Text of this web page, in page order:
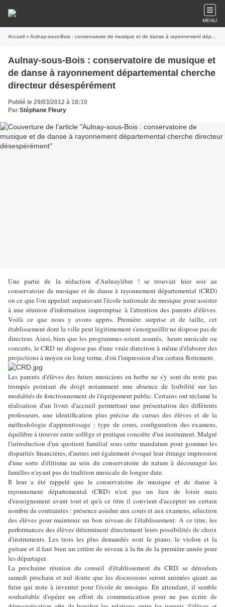
MENU
Accueil » Aulnay-sous-Bois : conservatoire de musique et de danse à rayonnement départemental cherche directeur désespérément
Aulnay-sous-Bois : conservatoire de musique et
de danse à rayonnement départemental cherche
directeur désespérément
Publié le 29/03/2012 à 18:10
Par Stéphane Fleury
Une partie de la rédaction d'Aulnaylibre ! se trouvait hier soir au
conservatoire de musique et de danse à rayonnement départemental (CRD)
ou ce que l'on appelait auparavant l'école nationale de musique pour assister
à une réunion d'information impromptue à l'attention des parents d'élèves.
Voilà ce que nous y avons appris. Première surprise et de taille, cet
établissement dont la ville peut légitimement s'enorgueillir ne dispose pas de
directeur. Ainsi, bien que les programmes soient assurés, heure musicale ou
concerts, le CRD ne dispose pas d'une vraie direction à même d'élaborer des
projections à moyen ou long terme, d'où l'impression d'un certain flottement.
Les parents d'élèves des futurs musiciens en herbe ne s'y sont du reste pas
trompés pointant du doigt notamment une absence de lisibilité sur les
modalités de fonctionnement de l'équipement public. Certains ont réclamé la
réalisation d'un livret d'accueil permettant une présentation des différents
professeurs, une identification plus précise du cursus des élèves et de la
méthodologie d'apprentissage : type de cours, configuration des examens,
équilibre à trouver entre solfège et pratique concrète d'un instrument. Malgré
l'introduction d'un quotient familial sous cette mandature pour gommer les
disparités financières, d'autres ont également évoqué leur étrange impression
d'une sorte d'élitisme au sein du conservatoire de nature à décourager les
familles n'ayant pas de tradition musicale de longue date.
Il leur a été rappelé que le conservatoire de musique et de danse à
rayonnement départemental (CRD) n'est pas un lieu de loisir mais
d'enseignement avant tout et qu'à ce titre il convient d'accepter un certain
nombre de contraintes : présence assidue aux cours et aux examens, sélection
des élèves pour maintenir un bon niveau de l'établissement. A ce titre, les
performances des élèves déterminent directement leurs possibilités de choix
d'instruments. Les trois les plus demandés sont le piano, le violon et la
guitare et il faut bien un critère de niveau à la fin de la première année pour
les départager.
La prochaine réunion du conseil d'établissement du CRD se déroulera
samedi prochain et nul doute que les discussions seront animées quant au
futur qui reste à inventer pour l'école de musique. En attendant, il semble
souhaitable d'opérer un effort de communication pour ne pas écrire de